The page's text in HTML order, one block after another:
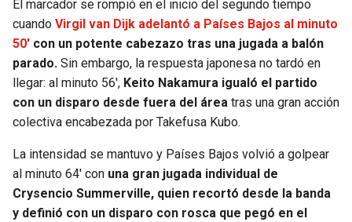
El marcador se rompió en el inicio del segundo tiempo
cuando Virgil van Dijk adelantó a Países Bajos al minuto
50′ con un potente cabezazo tras una jugada a balón
parado. Sin embargo, la respuesta japonesa no tardó en
llegar: al minuto 56′, Keito Nakamura igualó el partido
con un disparo desde fuera del área tras una gran acción
colectiva encabezada por Takefusa Kubo.
La intensidad se mantuvo y Países Bajos volvió a golpear
al minuto 64′ con una gran jugada individual de
Crysencio Summerville, quien recortó desde la banda
y definió con un disparo con rosca que pegó en el